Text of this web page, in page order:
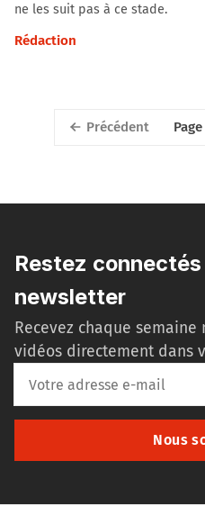
ne les suit pas à ce stade.
Rédaction
Précédent
Restez
newsletter
Recevez chaque
vidéos directement dans
Nous